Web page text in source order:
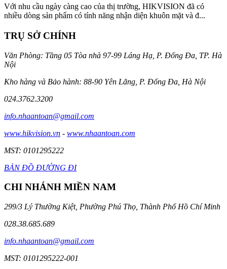
Với nhu cầu ngày càng cao của thị trường, HIKVISION đã có
nhiều dòng sản phẩm có tính năng nhận diện khuôn mặt và đ...
TRỤ SỞ CHÍNH
Văn Phòng: Tầng 05 Tòa nhà 97-99 Láng Hạ, P. Đống Đa, TP. Hà
Nội
Kho hàng và Bảo hành: 88-90 Yên Lãng, P. Đống Đa, Hà Nội
024.3762.3200
info.nhaantoan@gmail.com
www.hikvision.vn - www.nhaantoan.com
MST: 0101295222
BẢN ĐỒ ĐƯỜNG ĐI
CHI NHÁNH MIỀN NAM
299/3 Lý Thường Kiệt, Phường Phú Thọ, Thành Phố Hồ Chí Minh
028.38.685.689
info.nhaantoan@gmail.com
MST: 0101295222-001